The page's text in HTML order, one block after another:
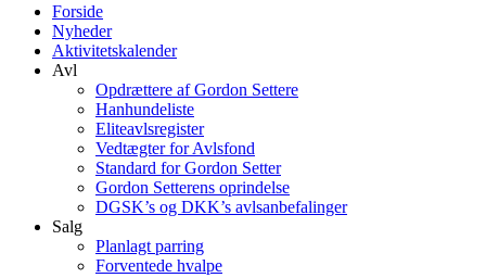
Forside
Nyheder
Aktivitetskalender
Avl
Opdrættere af Gordon Settere
Hanhundeliste
Eliteavlsregister
Vedtægter for Avlsfond
Standard for Gordon Setter
Gordon Setterens oprindelse
DGSK’s og DKK’s avlsanbefalinger
Salg
Planlagt parring
Forventede hvalpe